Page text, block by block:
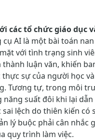
các tổ chức giáo dục
AI là một bài toán nan
với tình trạng sinh
luận văn, khiến
sự của người học
Tương tự, trong môi
năng suất đôi khi lại
lệch do thiên kiến có
lý buộc phải cân nhắc
quy trình làm việc.